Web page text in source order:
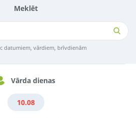
Meklēt
datumiem, vārdiem, brīvdienām
Vārda dienas
10.08